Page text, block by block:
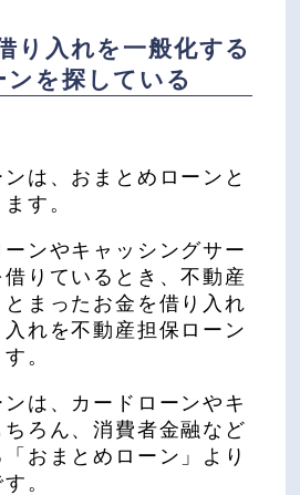
り入れを一般化する
を探している
は、おまとめローンと
す。
ンやキャッシングサー
りているとき、不動産
まったお金を借り入れ
れを不動産担保ローン
。
は、カードローンやキ
ろん、消費者金融など
おまとめローン」より
。